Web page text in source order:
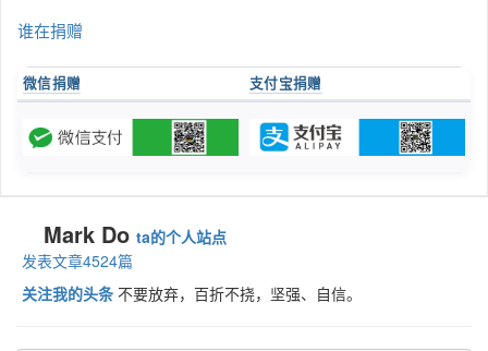
谁在捐赠
微信捐赠 支付宝捐赠
Mark Do ta的个人站点
发表文章4524篇
关注我的头条 不要放弃，百折不挠，坚强、自信。